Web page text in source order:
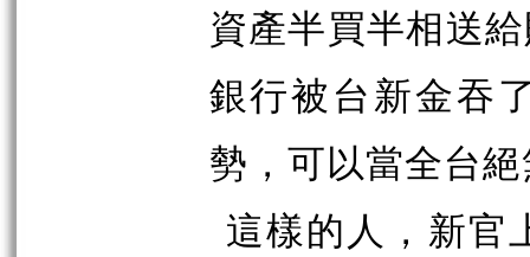
資產半買半相送
銀行被台新金吞
勢，可以當全台
這樣的人，新官